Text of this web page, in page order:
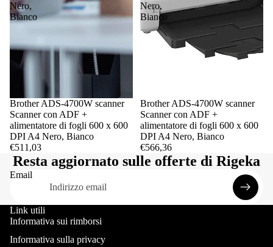
Nero,
Bianco
Brother ADS-4700W scanner
Scanner con ADF +
alimentatore di fogli 600 x 600
DPI A4 Nero, Bianco
€511,03
Nero,
Bianco
Brother ADS-4700W scanner
Scanner con ADF +
alimentatore di fogli 600 x 600
DPI A4 Nero, Bianco
€566,36
Resta aggiornato sulle offerte di Rigeka
Email
Link utili
Informativa sui rimborsi
Informativa sulla privacy